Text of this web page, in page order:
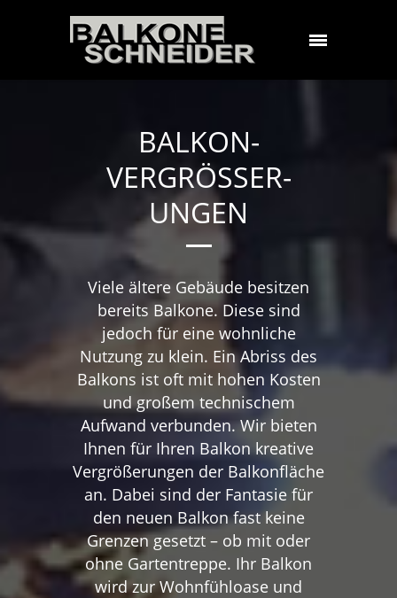
BALKON­
VERGRÖSSER­U
NGEN
Viele ältere Gebäude besitzen
bereits Balkone. Diese sind
jedoch für eine wohnliche
Nutzung zu klein. Ein Abriss des
Balkons ist oft mit hohen Kosten
und großem technischem
Aufwand verbunden. Wir bieten
Ihnen für Ihren Balkon kreative
Vergrößerungen der Balkonfläche
an. Dabei sind der Fantasie für
den neuen Balkon fast keine
Grenzen gesetzt – ob mit oder
ohne Gartentreppe. Ihr Balkon
wird zur Wohnfühloase und